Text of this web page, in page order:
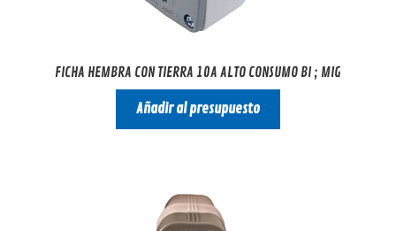
FICHA HEMBRA CON TIERRA 10A ALTO CONSUMO BI ; MIG
Añadir al presupuesto